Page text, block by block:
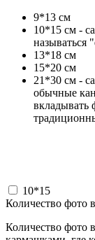
9*13 см
10*15 см -
называться
13*18 см
15*20 см
21*30 см -
обычные
вкладывать
10*15
Количество фото
Количество фото